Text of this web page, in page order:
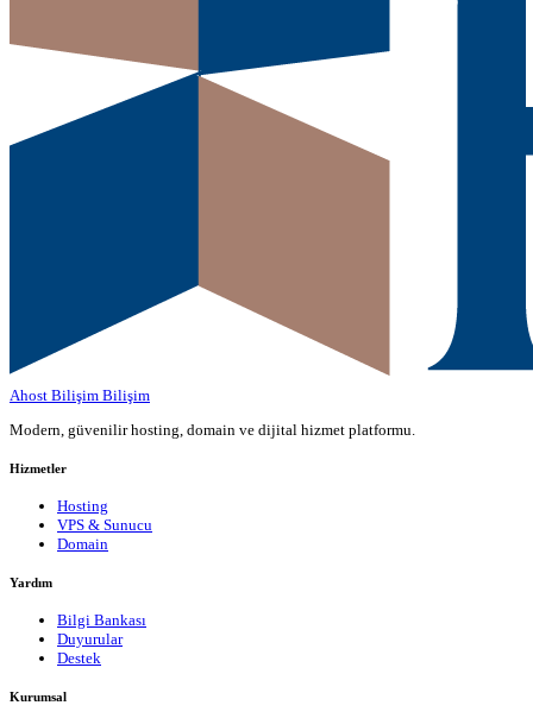
Ahost Bilişim Bilişim
Modern, güvenilir hosting, domain ve dijital hizmet platformu.
Hizmetler
Hosting
VPS & Sunucu
Domain
Yardım
Bilgi Bankası
Duyurular
Destek
Kurumsal